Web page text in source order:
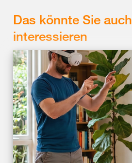
Das könnte Sie auch
interessieren